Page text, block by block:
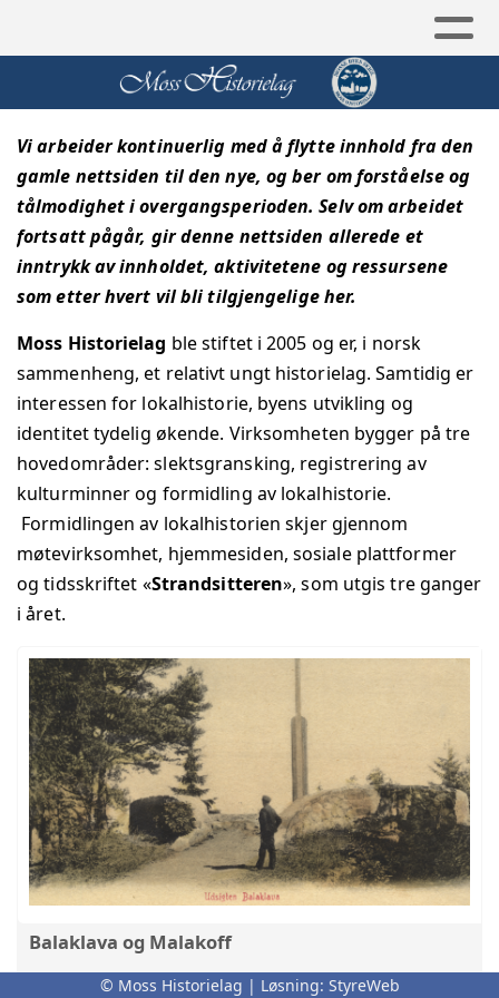
Vi arbeider kontinuerlig med å flytte innhold fra den
gamle nettsiden til den nye, og ber om forståelse og
tålmodighet i overgangsperioden. Selv om arbeidet
fortsatt pågår, gir denne nettsiden allerede et
inntrykk av innholdet, aktivitetene og ressursene
som etter hvert vil bli tilgjengelige her.
Moss Historielag ble stiftet i 2005 og er, i norsk
sammenheng, et relativt ungt historielag. Samtidig er
interessen for lokalhistorie, byens utvikling og
identitet tydelig økende. Virksomheten bygger på tre
hovedområder: slektsgransking, registrering av
kulturminner og formidling av lokalhistorie.
Formidlingen av lokalhistorien skjer gjennom
møtevirksomhet, hjemmesiden, sosiale plattformer
og tidsskriftet «Strandsitteren», som utgis tre ganger
i året.
Balaklava og Malakoff
Om navnene Balaklava og Malakoff, Krimkrigen og
© Moss Historielag | Løsning: StyreWeb